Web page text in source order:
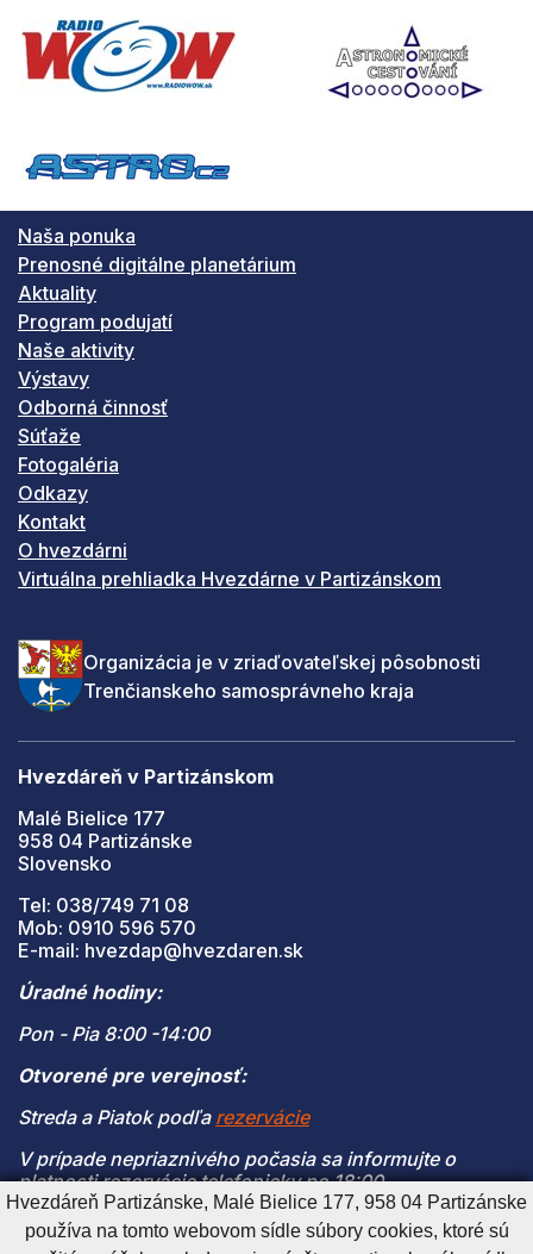
Naša ponuka
Prenosné digitálne planetárium
Aktuality
Program podujatí
Naše aktivity
Výstavy
Odborná činnosť
Súťaže
Fotogaléria
Odkazy
Kontakt
O hvezdárni
Virtuálna prehliadka Hvezdárne v Partizánskom
Organizácia je v zriaďovateľskej pôsobnosti
Trenčianskeho samosprávneho kraja
Hvezdáreň v Partizánskom
Malé Bielice 177
958 04 Partizánske
Slovensko
Tel: 038/749 71 08
Mob: 0910 596 570
E-mail: hvezdap@hvezdaren.sk
Úradné hodiny:
Pon - Pia 8:00 -14:00
Otvorené pre verejnosť:
Streda a Piatok podľa rezervácie
V prípade nepriaznivého počasia sa informujte o
platnosti rezervácie telefonicky po 18:00
(V prípade naplnenia kapacity je vstup na pozorovanie
možný len s platnou rezerváciou)
Hvezdáreň Partizánske, Malé Bielice 177, 958 04 Partizánske
používa na tomto webovom sídle súbory cookies, ktoré sú